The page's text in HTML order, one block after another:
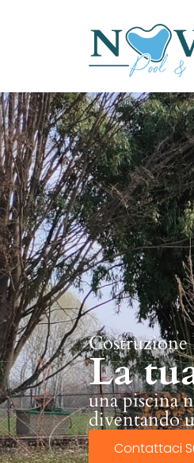
La
una piscina
diventando
Contattaci